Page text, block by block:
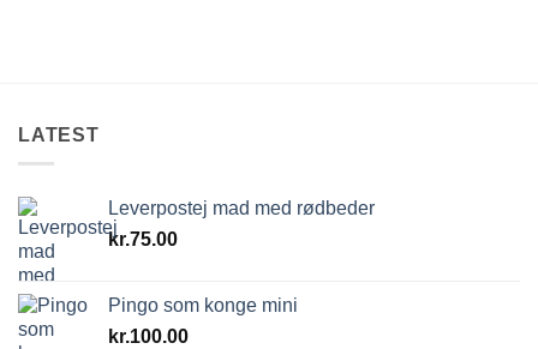
LATEST
Leverpostej mad med rødbeder
kr.75.00
Pingo som konge mini
kr.100.00